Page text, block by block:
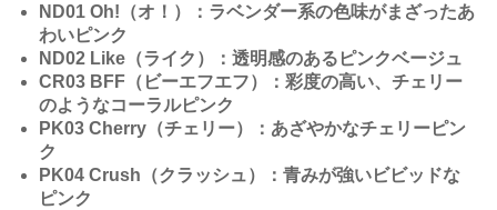
ND01 Oh!（オ！）：ラベンダー系の色味がまざったあ
わいピンク
ND02 Like（ライク）：透明感のあるピンクベージュ
CR03 BFF（ビーエフエフ）：彩度の高い、チェリー
のようなコーラルピンク
PK03 Cherry（チェリー）：あざやかなチェリーピン
ク
PK04 Crush（クラッシュ）：青みが強いビビッドな
ピンク